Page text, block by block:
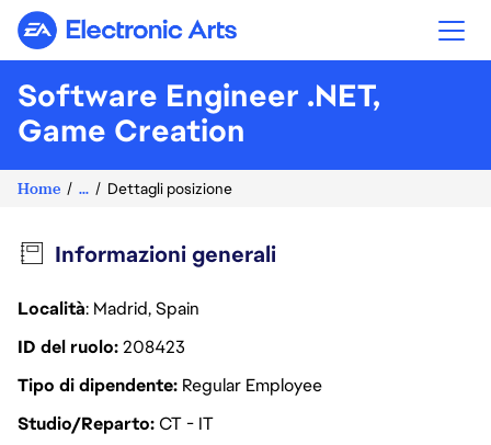
Electronic Arts
Software Engineer .NET,
Game Creation
Home ... Dettagli posizione
Informazioni generali
Località: Madrid, Spain
ID del ruolo208423
Tipo di dipendente Regular Employee
Studio/RepartoCT - IT